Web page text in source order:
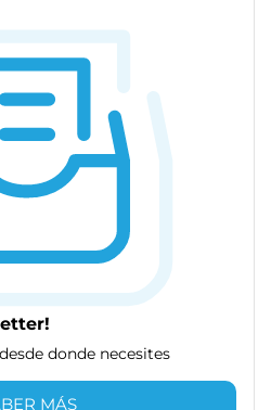
donde necesites
MÁS